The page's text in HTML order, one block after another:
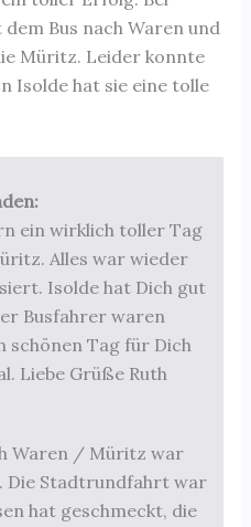
Bus nach Waren und
Müritz. Leider konnte
Isolde hat sie eine tolle
ein wirklich toller Tag
Alles war wieder
Isolde hat Dich gut
Busfahrer waren
schönen Tag für Dich
Liebe Grüße Ruth
Waren / Müritz war
Die Stadtrundfahrt war
hat geschmeckt, die